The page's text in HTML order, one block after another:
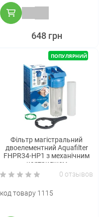
648 грн
ПОПУЛЯРНИЙ
Фільтр магістральний
двоелементний Aquafilter
FHPR34-HP1 з механічним
картриджем
0 отзывов
код товару 1115